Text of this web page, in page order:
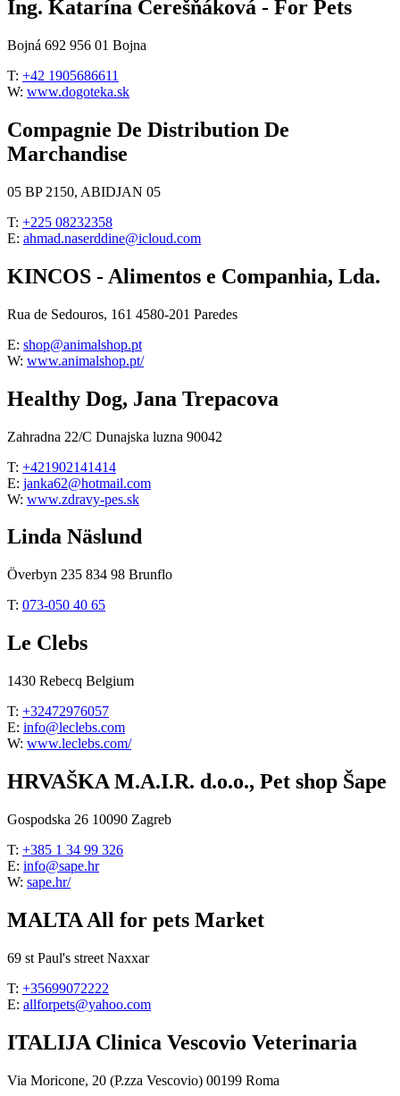
Ing. Katarína Čerešňáková - For Pets
Bojná 692 956 01 Bojna
T: +42 1905686611
W: www.dogoteka.sk
Compagnie De Distribution De
Marchandise
05 BP 2150, ABIDJAN 05
T: +225 08232358
E: ahmad.naserddine@icloud.com
KINCOS - Alimentos e Companhia, Lda.
Rua de Sedouros, 161 4580-201 Paredes
E: shop@animalshop.pt
W: www.animalshop.pt/
Healthy Dog, Jana Trepacova
Zahradna 22/C Dunajska luzna 90042
T: +421902141414
E: janka62@hotmail.com
W: www.zdravy-pes.sk
Linda Näslund
Överbyn 235 834 98 Brunflo
T: 073-050 40 65
Le Clebs
1430 Rebecq Belgium
T: +32472976057
E: info@leclebs.com
W: www.leclebs.com/
HRVAŠKA M.A.I.R. d.o.o., Pet shop Šape
Gospodska 26 10090 Zagreb
T: +385 1 34 99 326
E: info@sape.hr
W: sape.hr/
MALTA All for pets Market
69 st Paul's street Naxxar
T: +35699072222
E: allforpets@yahoo.com
ITALIJA Clinica Vescovio Veterinaria
Via Moricone, 20 (P.zza Vescovio) 00199 Roma